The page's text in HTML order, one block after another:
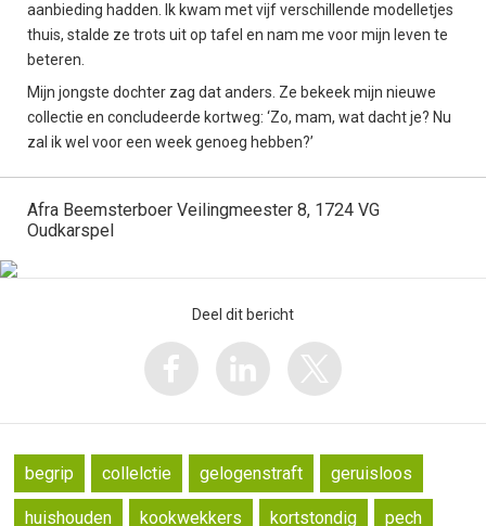
aanbieding hadden. Ik kwam met vijf verschillende modelletjes
thuis, stalde ze trots uit op tafel en nam me voor mijn leven te
beteren.
Mijn jongste dochter zag dat anders. Ze bekeek mijn nieuwe
collectie en concludeerde kortweg: ‘Zo, mam, wat dacht je? Nu
zal ik wel voor een week genoeg hebben?’
Afra Beemsterboer Veilingmeester 8, 1724 VG
Oudkarspel
Deel dit bericht
begrip collelctie gelogenstraft geruisloos
huishouden kookwekkers kortstondig pech